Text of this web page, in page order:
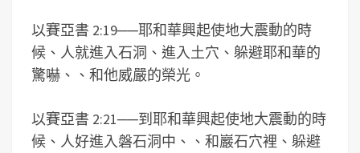
以賽亞書 2:19──耶和華興起使地大震動的時
候、人就進入石洞、進入土穴、躲避耶和華的
驚嚇、、和他威嚴的榮光。
以賽亞書 2:21──到耶和華興起使地大震動的時
候、人好進入磐石洞中、、和巖石穴裡、躲避